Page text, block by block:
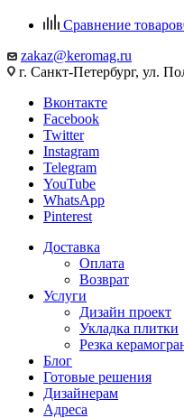
Сравнение товаров
zakaz@keromag.ru
г. Санкт-Петербург, ул.
Вконтакте
Facebook
Twitter
Instagram
Telegram
YouTube
WhatsApp
Pinterest
Доставка
Оплата
Возврат
Услуги
Дизайн проект
Укладка плитки
Резка
Блог
Готовые решения
Дизайнерам
Адреса